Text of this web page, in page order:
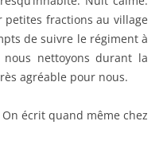
fractions au village
de suivre le régiment à
nettoyons durant la
agréable pour nous.
écrit quand même chez